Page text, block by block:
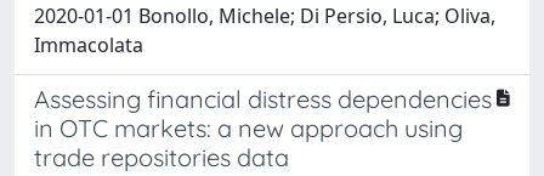
2020-01-01 Bonollo, Michele; Di Persio, Luca; Oliva,
Immacolata
Assessing financial distress dependencies
in OTC markets: a new approach using
trade repositories data